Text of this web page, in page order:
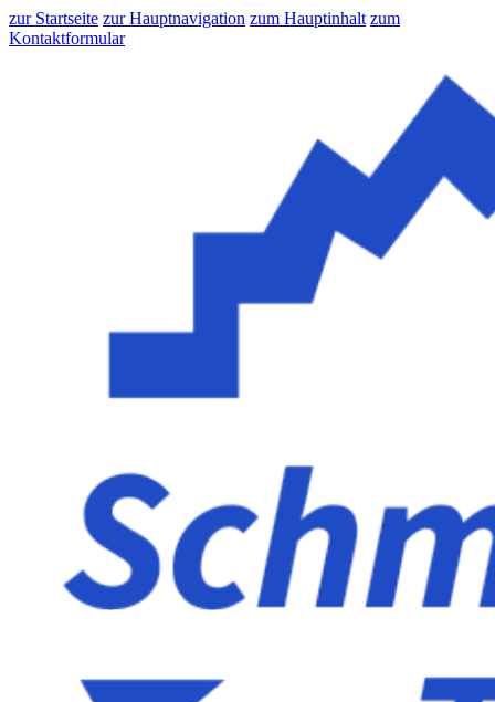
zur Startseite zur Hauptnavigation zum Hauptinhalt zum
Kontaktformular